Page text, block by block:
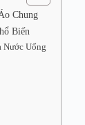
Chung
Biến
Nước Uống